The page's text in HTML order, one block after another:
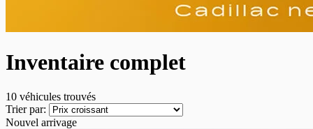
Inventaire complet
10 véhicules trouvés
Trier par:
Nouvel arrivage